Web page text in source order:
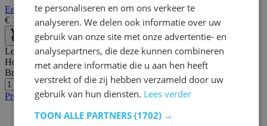
Eenpersoonsmatras Comfort Plus 90x190x19cm - koudschuim
€ 149,00 €235,00
Lengte:200 cm
Hoogte:13 cm
Breedte/diepte:
Promo
te personaliseren en om ons verkeer te
analyseren. We delen ook informatie over uw
gebruik van onze site met onze advertentie- en
analysepartners, die deze kunnen combineren
met andere informatie die u aan hen heeft
verstrekt of die zij hebben verzameld door uw
gebruik van hun diensten. Lees verder
TOON ALLE PARTNERS (1702) →